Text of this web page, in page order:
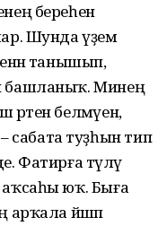
береһенә
Шунда үҙем
танышып,
башланыҡ. Минең
белмәүен,
сабата туҙһын тип
Фатирға түләү
аҡсаһы юҡ. Быға
арҡала йәшәп